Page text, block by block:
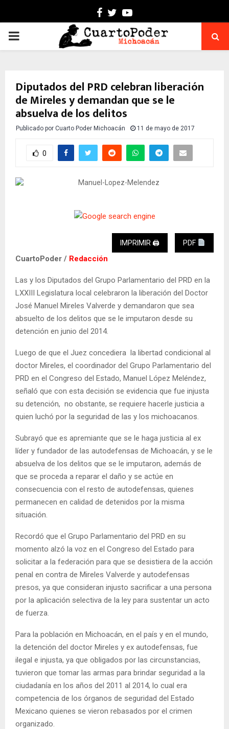
Facebook
TwitterYoutube
PRIMARY
Diputados del PRD celebran liberación
de Mireles y demandan que se le
absuelva de los delitos
Publicado por Cuarto Poder Michoacán 11 de mayo de 2017
0
IMPRIMIR 🖨 PDF
CuartoPoder / Redacción
Las y los Diputados del Grupo Parlamentario del PRD en la
LXXIII Legislatura local celebraron la liberación del Doctor
José Manuel Mireles Valverde y demandaron que sea
absuelto de los delitos que se le imputaron desde su
detención en junio del 2014.
Luego de que el Juez concediera la libertad condicional al
doctor Mireles, el coordinador del Grupo Parlamentario del
PRD en el Congreso del Estado, Manuel López Meléndez,
señaló que con esta decisión se evidencia que fue injusta
su detención, no obstante, se requiere hacerle justicia a
quien luchó por la seguridad de las y los michoacanos.
Subrayó que es apremiante que se le haga justicia al ex
líder y fundador de las autodefensas de Michoacán, y se le
absuelva de los delitos que se le imputaron, además de
que se proceda a reparar el daño y se actúe en
consecuencia con el resto de autodefensas, quienes
permanecen en calidad de detenidos por la misma
situación.
Recordó que el Grupo Parlamentario del PRD en su
momento alzó la voz en el Congreso del Estado para
solicitar a la federación para que se desistiera de la acción
penal en contra de Mireles Valverde y autodefensas
presos, ya que consideran injusto sacrificar a una persona
por la aplicación selectiva de la ley para sustentar un acto
de fuerza.
Para la población en Michoacán, en el país y en el mundo,
la detención del doctor Mireles y ex autodefensas, fue
ilegal e injusta, ya que obligados por las circunstancias,
tuvieron que tomar las armas para brindar seguridad a la
ciudadanía en los años del 2011 al 2014, lo cual era
competencia de los órganos de seguridad del Estado
Mexicano quienes se vieron rebasados por el crimen
organizado.